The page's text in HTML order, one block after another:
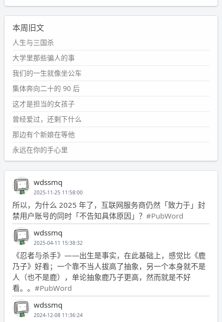
本周旧文
人生与三国杀
大学里那些骗人的事
我们的一生就像坐公车
集体奔向二十的 90 后
这才是担当的女孩子
曾经爱过，还剩下什么
那边有个新娘在等他
永远在你的手心里
wdssmq
2025-11-25 11:58:00
所以，为什么 2025 年了，互联网服务商仍然「致力于」封
禁用户账号的同时「不告知具体原因」？ #PubWord
wdssmq
2025-04-11 15:38:32
《忍者与杀手》——出生是事实，在此基础上，感觉比《鹿
乃子》好看；一个靠不当人拔高了抽象，另一个本身就不是
人（也不是鹿），单论抽象鹿乃子更高，然而就是不好
看。。 #PubWord
wdssmq
2024-12-08 11:36:24